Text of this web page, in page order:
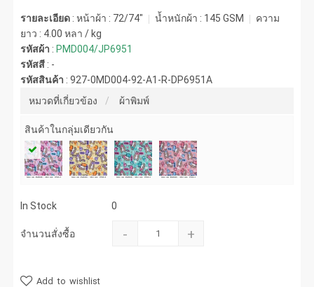
รายละเอียด : หน้าผ้า : 72/74" น้ำหนักผ้า : 145 GSM
ความ
ยาว : 4.00 หลา / kg
รหัสผ้า :PMD004/JP6951
รหัสสี : -
รหัสสินค้า :927-0MD004-92-A1-R-DP6951A
หมวดที่เกี่ยวข้อง
ผ้าพิมพ์
สินค้าในกลุ่มเดียวกัน
In Stock 0
จำนวนสั่งซื้อ - +
Add to wishlist